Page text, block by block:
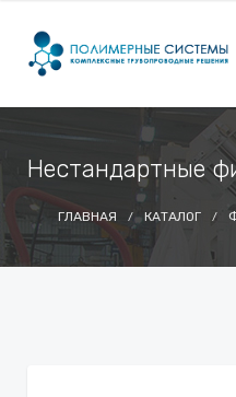
Нестандартные
ГЛАВНАЯ КАТАЛОГ